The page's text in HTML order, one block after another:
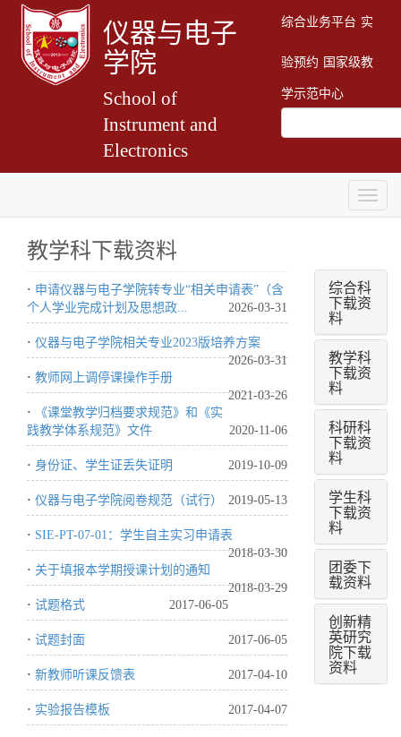
仪器与电子
学院
School of
Instrument and
Electronics
综合业务平台 实
验预约 国家级教
学示范中心
教学科下载资料
· 申请仪器与电子学院转专业“相关申请表”（含
个人学业完成计划及思想政...
2026-03-31
· 仪器与电子学院相关专业2023版培养方案
2026-03-31
· 教师网上调停课操作手册
2021-03-26
·
《课堂教学归档要求规范》和《实
践教学体系规范》文件
2020-11-06
· 身份证、学生证丢失证明 2019-10-09
· 仪器与电子学院阅卷规范（试行） 2019-05-13
· SIE-PT-07-01：学生自主实习申请表
2018-03-30
· 关于填报本学期授课计划的通知
2018-03-29
· 试题格式 2017-06-05
· 试题封面 2017-06-05
· 新教师听课反馈表 2017-04-10
· 实验报告模板 2017-04-07
综合科
下载资
料
教学科
下载资
料
科研科
下载资
料
学生科
下载资
料
团委下
载资料
创新精
英研究
院下载
资料